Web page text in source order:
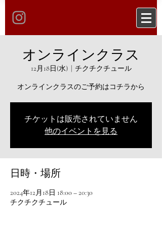
オンラインクラス
12月18日(水)
  |
チクチクチュール
オンラインクラスのご予約はコチラから
チケットは販売されていません
他のイベントを見る
日時・場所
2024年12月18日 18:00 – 20:30
チクチクチュール